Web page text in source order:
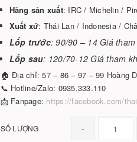
Hãng sản xuất: IRC / Michelin /
Xuất xứ: Thái Lan / Indonesia /
Lốp trước: 90/90 – 14 Giá
Lốp sau: 120/70-12 Giá tham
🏠 Địa chỉ: 57 – 86 – 97 – 99 Hoàng
📞 Hotline/Zalo: 0935.333.110
📩 Fanpage: https://facebook.com/
SỐ LƯỢNG -